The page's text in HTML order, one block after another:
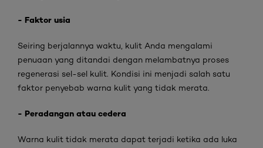
- Faktor usia
Seiring berjalannya waktu, kulit Anda mengalami
penuaan yang ditandai dengan melambatnya proses
regenerasi sel-sel kulit. Kondisi ini menjadi salah satu
faktor penyebab warna kulit yang tidak merata.
- Peradangan atau cedera
Warna kulit tidak merata dapat terjadi ketika ada luka